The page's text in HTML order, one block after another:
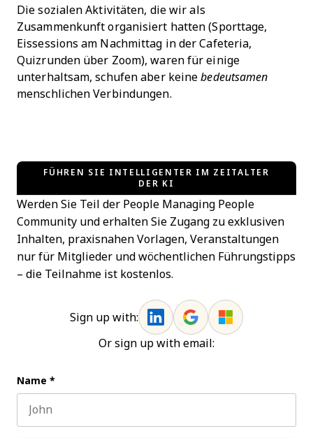
Die sozialen Aktivitäten, die wir als
Zusammenkunft organisiert hatten (Sporttage,
Eissessions am Nachmittag in der Cafeteria,
Quizrunden über Zoom), waren für einige
unterhaltsam, schufen aber keinebedeutsamen
menschlichen Verbindungen.
FÜHREN SIE INTELLIGENTER IM ZEITALTER
DER KI
Werden Sie Teil der People Managing People
Community und erhalten Sie Zugang zu exklusiven
Inhalten, praxisnahen Vorlagen, Veranstaltungen
nur für Mitglieder und wöchentlichen Führungstipps
– die Teilnahme ist kostenlos.
Sign up with:
Or sign up with email:
Name *